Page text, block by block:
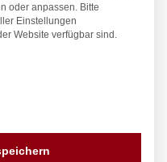
oder anpassen. Bitte
Einstellungen
Website verfügbar sind.
für die eine